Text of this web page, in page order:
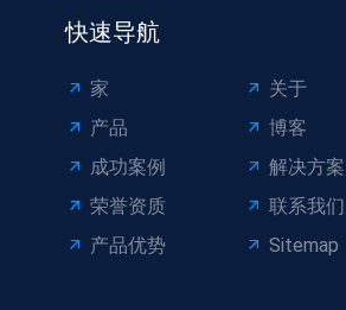
快速导航
家
关于
产品
博客
成功案例
解决方案
荣誉资质
联系我们
产品优势
Sitemap